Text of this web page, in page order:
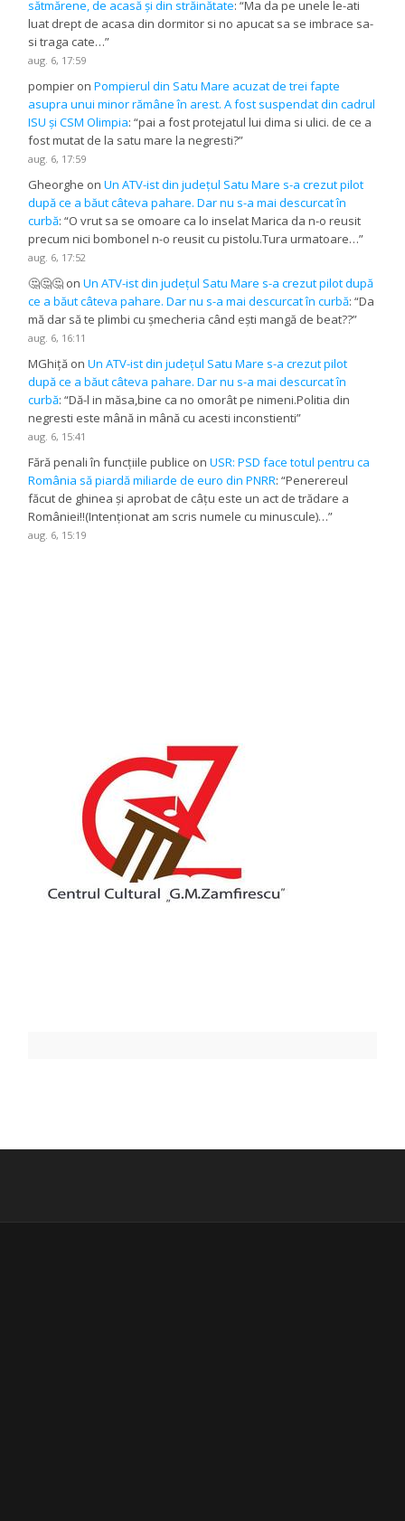
sătmărene, de acasă și din străinătate: “Ma da pe unele le-ati
luat drept de acasa din dormitor si no apucat sa se imbrace sa-
si traga cate…”
aug. 6, 17:59
pompier onPompierul din Satu Mare acuzat de trei fapte
asupra unui minor rămâne în arest. A fost suspendat din cadrul
ISU și CSM Olimpia: “pai a fost protejatul lui dima si ulici. de ce a
fost mutat de la satu mare la negresti?”
aug. 6, 17:59
Gheorghe onUn ATV-ist din județul Satu Mare s-a crezut pilot
după ce a băut câteva pahare. Dar nu s-a mai descurcat în
curbă: “O vrut sa se omoare ca lo inselat Marica da n-o reusit
precum nici bombonel n-o reusit cu pistolu.Tura urmatoare…”
aug. 6, 17:52
🤔🤔🤔 onUn ATV-ist din județul Satu Mare s-a crezut pilot după
ce a băut câteva pahare. Dar nu s-a mai descurcat în curbă: “Da
mă dar să te plimbi cu șmecheria când ești mangă de beat??”
aug. 6, 16:11
MGhiță onUn ATV-ist din județul Satu Mare s-a crezut pilot
după ce a băut câteva pahare. Dar nu s-a mai descurcat în
curbă: “Dă-l in măsa,bine ca no omorât pe nimeni.Politia din
negresti este mână in mână cu acesti inconstienti”
aug. 6, 15:41
Fără penali în funcțiile publice onUSR: PSD face totul pentru ca
România să piardă miliarde de euro din PNRR: “Penerereul
făcut de ghinea și aprobat de câțu este un act de trădare a
României!!(Intenționat am scris numele cu minuscule)…”
aug. 6, 15:19